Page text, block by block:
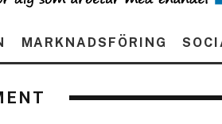
MARKNADSFÖRING